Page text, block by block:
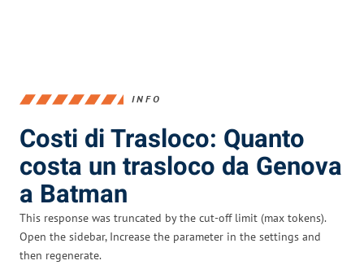
INFO
Costi di Trasloco: Quanto
costa un trasloco da Genova
a Batman
This response was truncated by the cut-off limit (max tokens).
Open the sidebar, Increase the parameter in the settings and
then regenerate.